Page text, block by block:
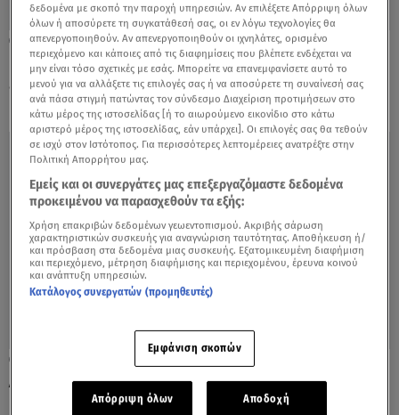
30.06.23, 20:25
Νέα Αρτάκη: Η στιγμή του εμβολισμού με
έναν νεκρό
Διάρρηξη Αιγάλεω: Έσπασαν τη βιτρίνα
κοσμηματοπωλείου με κλεμμένο όχημα
δεδομένα με σκοπό την παροχή υπηρεσιών. Αν επιλέξετε Απόρριψη όλων
όλων ή αποσύρετε τη συγκατάθεσή σας, οι εν λόγω τεχνολογίες θα
απενεργοποιηθούν. Αν απενεργοποιηθούν οι ιχνηλάτες, ορισμένο
περιεχόμενο και κάποιες από τις διαφημίσεις που βλέπετε ενδέχεται να
μην είναι τόσο σχετικές με εσάς. Μπορείτε να επανεμφανίσετε αυτό το
μενού για να αλλάξετε τις επιλογές σας ή να αποσύρετε τη συναίνεσή σας
ανά πάσα στιγμή πατώντας τον σύνδεσμο Διαχείριση προτιμήσεων στο
κάτω μέρος της ιστοσελίδας [ή το αιωρούμενο εικονίδιο στο κάτω
αριστερό μέρος της ιστοσελίδας, εάν υπάρχει]. Οι επιλογές σας θα τεθούν
σε ισχύ στον Ιστότοπος. Για περισσότερες λεπτομέρειες ανατρέξτε στην
Πολιτική Απορρήτου μας.
Εμείς και οι συνεργάτες μας επεξεργαζόμαστε δεδομένα
προκειμένου να παρασχεθούν τα εξής:
Χρήση επακριβών δεδομένων γεωεντοπισμού. Ακριβής σάρωση
χαρακτηριστικών συσκευής για αναγνώριση ταυτότητας. Αποθήκευση ή/
και πρόσβαση στα δεδομένα μιας συσκευής. Εξατομικευμένη διαφήμιση
και περιεχόμενο, μέτρηση διαφήμισης και περιεχομένου, έρευνα κοινού
και ανάπτυξη υπηρεσιών.
Κατάλογος συνεργατών (προμηθευτές)
Εμφάνιση σκοπών
Απόρριψη όλων Αποδοχή